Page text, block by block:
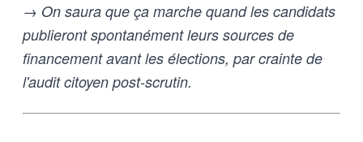
→ On saura que ça marche quand les candidats
publieront spontanément leurs sources de
financement avant les élections, par crainte de
l'audit citoyen post-scrutin.